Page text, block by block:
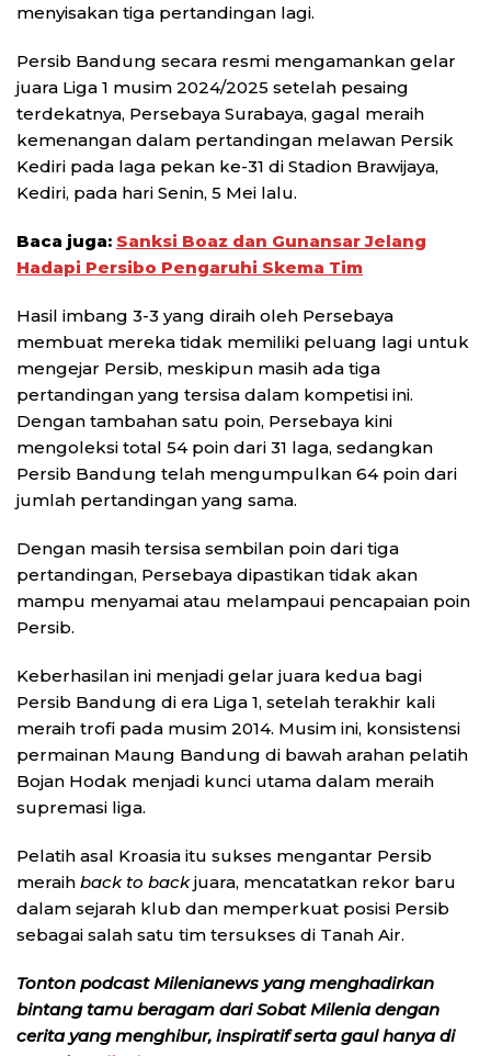
menyisakan tiga pertandingan lagi.
Persib Bandung secara resmi mengamankan gelar
juara Liga 1 musim 2024/2025 setelah pesaing
terdekatnya, Persebaya Surabaya, gagal meraih
kemenangan dalam pertandingan melawan Persik
Kediri pada laga pekan ke-31 di Stadion Brawijaya,
Kediri, pada hari Senin, 5 Mei lalu.
Baca juga: Sanksi Boaz dan Gunansar Jelang
Hadapi Persibo Pengaruhi Skema Tim
Hasil imbang 3-3 yang diraih oleh Persebaya
membuat mereka tidak memiliki peluang lagi untuk
mengejar Persib, meskipun masih ada tiga
pertandingan yang tersisa dalam kompetisi ini.
Dengan tambahan satu poin, Persebaya kini
mengoleksi total 54 poin dari 31 laga, sedangkan
Persib Bandung telah mengumpulkan 64 poin dari
jumlah pertandingan yang sama.
Dengan masih tersisa sembilan poin dari tiga
pertandingan, Persebaya dipastikan tidak akan
mampu menyamai atau melampaui pencapaian poin
Persib.
Keberhasilan ini menjadi gelar juara kedua bagi
Persib Bandung di era Liga 1, setelah terakhir kali
meraih trofi pada musim 2014. Musim ini, konsistensi
permainan Maung Bandung di bawah arahan pelatih
Bojan Hodak menjadi kunci utama dalam meraih
supremasi liga.
Pelatih asal Kroasia itu sukses mengantar Persib
meraih back to backjuara, mencatatkan rekor baru
dalam sejarah klub dan memperkuat posisi Persib
sebagai salah satu tim tersukses di Tanah Air.
Tonton podcast Milenianews yang menghadirkan
bintang tamu beragam dari Sobat Milenia dengan
cerita yang menghibur, inspiratif serta gaul hanya di